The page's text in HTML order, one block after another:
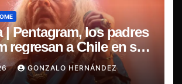
| Pentagram, los padres
regresan a Chile en su
GONZALO HERNÁNDEZ